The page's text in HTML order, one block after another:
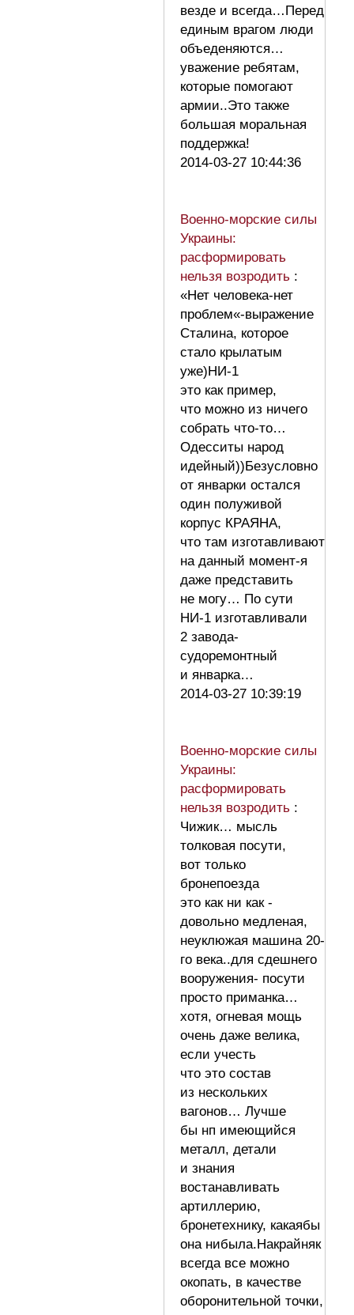
везде и всегда…Перед
единым врагом люди
объеденяются…
уважение ребятам,
которые помогают
армии..Это также
большая моральная
поддержка!
2014-03-27 10:44:36
Военно-морские силы
Украины:
расформировать
нельзя возродить :
«Нет человека-нет
проблем«-выражение
Сталина, которое
стало крылатым
уже)НИ-1
это как пример,
что можно из ничего
собрать что-то…
Одесситы народ
идейный))Безусловно
от январки остался
один полуживой
корпус КРАЯНА,
что там изготавливают
на данный момент-я
даже представить
не могу… По сути
НИ-1 изготавливали
2 завода-
судоремонтный
и январка…
2014-03-27 10:39:19
Военно-морские силы
Украины:
расформировать
нельзя возродить :
Чижик… мысль
толковая посути,
вот только
бронепоезда
это как ни как -
довольно медленая,
неуклюжая машина 20-
го века..для сдешнего
вооружения- посути
просто приманка…
хотя, огневая мощь
очень даже велика,
если учесть
что это состав
из нескольких
вагонов… Лучше
бы нп имеющийся
металл, детали
и знания
востанавливать
артиллерию,
бронетехнику, какаябы
она нибыла.Накрайняк
всегда все можно
окопать, в качестве
оборонительной точки,